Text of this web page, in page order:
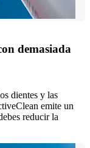
demasiada
dientes y las
emite un
reducir la